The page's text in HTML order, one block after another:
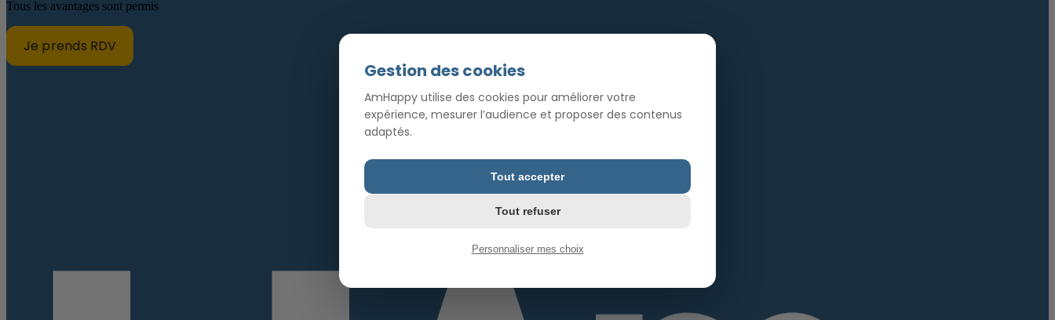
Tous les avantages sont permis
Je prends RDV
Gestion des cookies
AmHappy utilise des cookies pour améliorer votre
expérience, mesurer l’audience et proposer des contenus
adaptés.
Tout accepter
Tout refuser
Personnaliser mes choix